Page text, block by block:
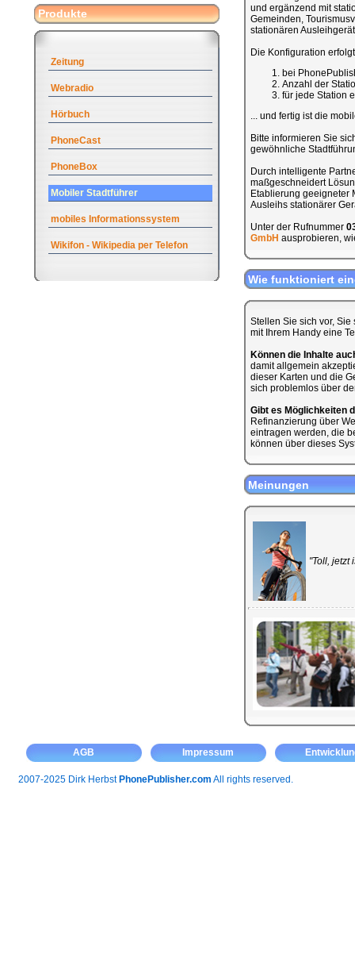
Produkte
Zeitung
Webradio
Hörbuch
PhoneCast
PhoneBox
Mobiler Stadtführer
mobiles Informationssystem
Wikifon - Wikipedia per Telefon
und ergänzend mit
Gemeinden,
stationären
Die Konfiguration
bei
Anzahl der
für jede Station
... und fertig ist die
Bitte informieren Sie
gewöhnliche
Durch intelligente
maßgeschneidert
Etablierung geeigneter
Ausleihs stationärer
Unter der Rufnummer
GmbH ausprobieren,
Wie funktioniert
Stellen Sie sich vor,
mit Ihrem Handy eine
Können die Inhalte
damit allgemein
dieser Karten und die
sich problemlos über
Gibt es Möglichkeiten
Refinanzierung über
eintragen werden, die
können über dieses
Meinungen
"Toll, jetzt
AGB Impressum
2007-2025 Dirk Herbst PhonePublisher.com All rights reserved.